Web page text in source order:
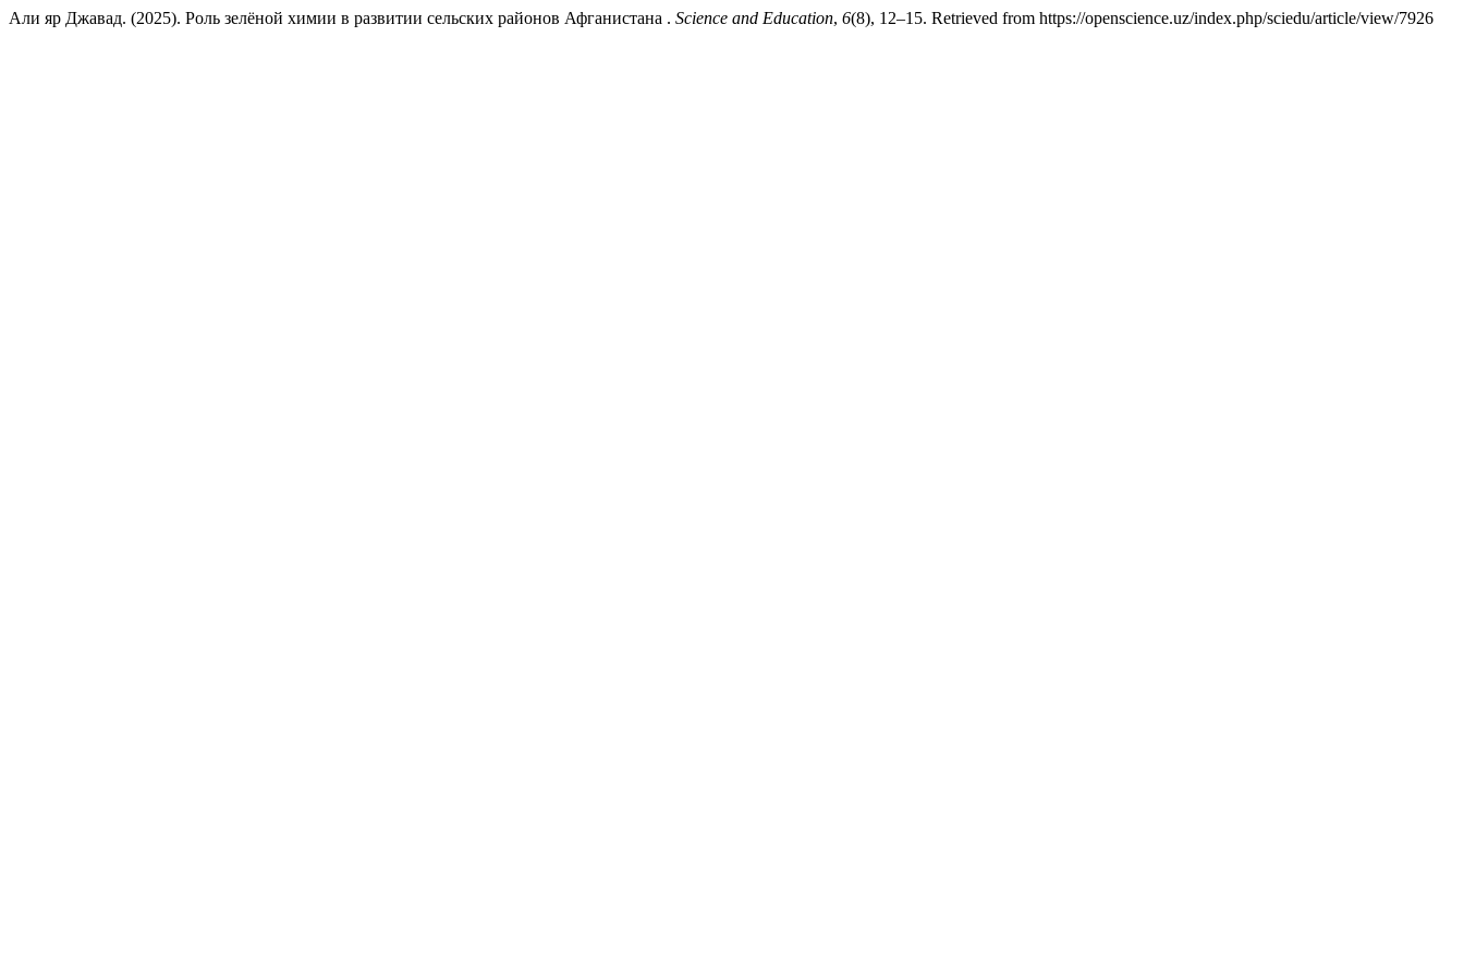
Али яр Джавад. (2025). Роль зелёной химии в развитии сельских районов Афганистана . Science and Education, 6(8), 12–15. Retrieved from https://openscience.uz/index.php/sciedu/article/view/7926